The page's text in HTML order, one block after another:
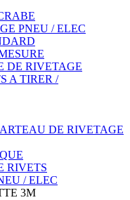
PNEU / ELEC
DE RIVETAGE
A TIRER /
DE RIVETAGE
RIVETS
/ ELEC
3M